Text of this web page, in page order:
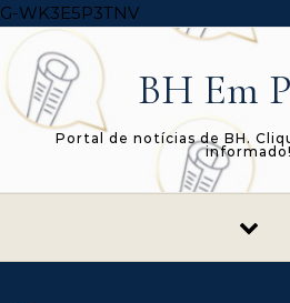
G-WK3E5P3TNVSkip to content
BH Em
Portal de notícias de BH.
informado!